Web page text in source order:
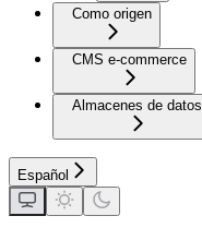
Como origen
CMS e-commerce
Almacenes de datos
Español